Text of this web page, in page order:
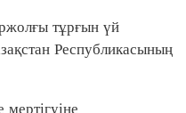
тұрғын үй
Республикасының